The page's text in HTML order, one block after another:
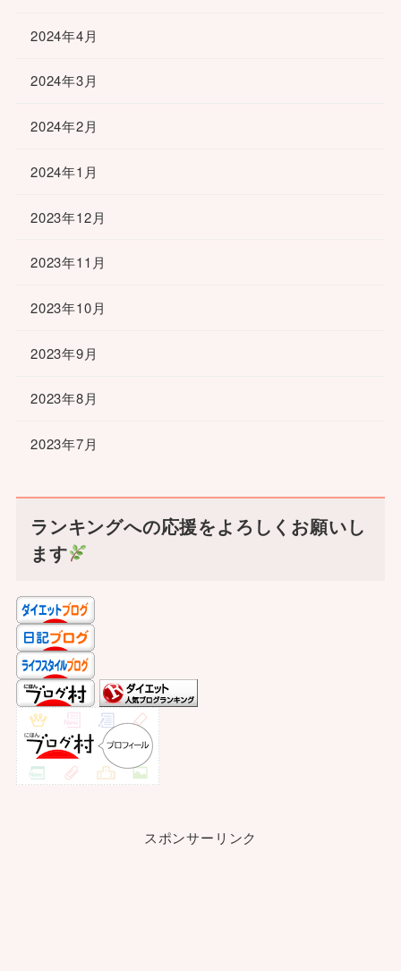
2024年4月
2024年3月
2024年2月
2024年1月
2023年12月
2023年11月
2023年10月
2023年9月
2023年8月
2023年7月
ランキングへの応援をよろしくお願いし
ます
スポンサーリンク